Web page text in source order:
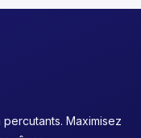
Maximisez